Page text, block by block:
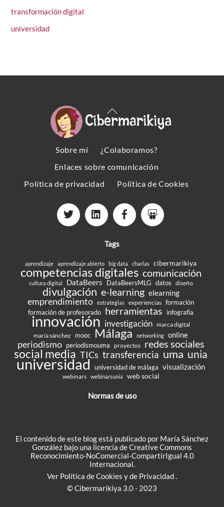
transformación digital
universidad
Back
To
Sobre mí
¿Colaboramos?
Enlaces sobre comunicación
Política de privacidad
Política de Cookies
Tags
aprendizaje aprendizaje abierto big data charlas cibermarikiya
competencias digitales comunicación
cultura digital DataBeers DataBeersMLG datos diseño
divulgación e-learning elearning
emprendimiento estrategias experiencias formación
formación de profesorado herramientas infografía
innovación investigación marca digital
maría sánchez
mooc Málaga networking online
periodismo periodismouma proyectos redes sociales
social media TICs transferencia uma unia
universidad universidad de málaga visualización
webinars webinarsunia web social
Normas de uso
El contenido de este blog está publicado por María Sánchez
González bajo una licencia de Creative Commons
Reconocimiento-NoComercial-CompartirIgual 4.0
Internacional.
Ver Política de Cookies y de Privacidad.
© Cibermarikiya 3.0 - 2023